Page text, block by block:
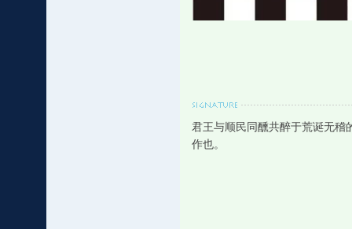
君王与顺民同醺共醉于荒诞无稽
作也。